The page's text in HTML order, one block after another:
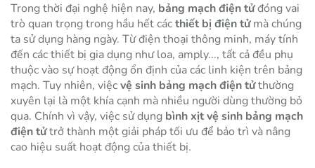
Trong thời đại nghệ hiện nay, bảng mạch điện tửđóng vai
trò quan trọng trong hầu hết cácthiết bị điện tửmà chúng
ta sử dụng hàng ngày. Từ điện thoại thông minh, máy tính
đến các thiết bị gia dụng như loa, amply..., tất cả đều phụ
thuộc vào sự hoạt động ổn định của các linh kiện trên bảng
mạch. Tuy nhiên, việcvệ sinh bảng mạch điện tửthường
xuyên lại là một khía cạnh mà nhiều người dùng thường bỏ
qua. Chính vì vậy, việc sử dụng bình xịt vệ sinh bảng mạch
điện tửtrở thành một giải pháp tối ưu để bảo trì và nâng
cao hiệu suất hoạt động của thiết bị.